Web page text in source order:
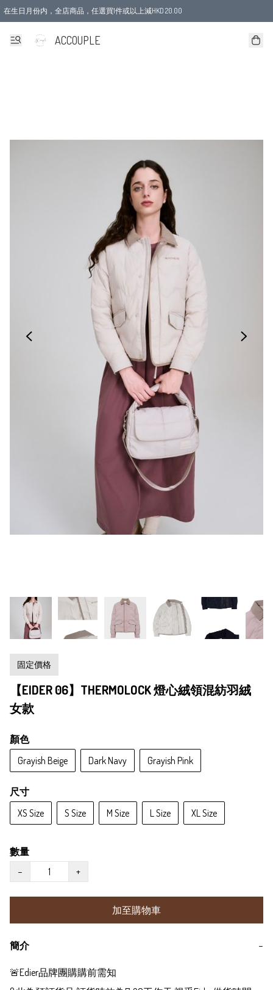
在生日月份内，全店商品，任選買1件或以上減HKD 20.00
ACCOUPLE
固定價格
【EIDER 06】THERMOLOCK 燈心絨領混紡羽絨
女款
顏色
Grayish Beige
Dark Navy Grayish Pink
尺寸
XS Size
S Size M Size L Size XL Size
數量
−
+
加至購物車
簡介 −
🚨Edier品牌團購購前需知